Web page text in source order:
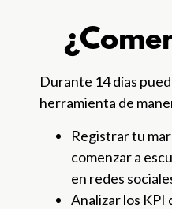
Durante 14 días
herramienta de
Registrar tu
comenzar a
en redes
Analizar los KPI